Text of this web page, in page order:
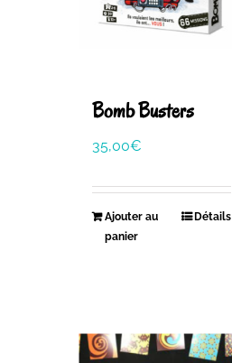
Bomb Busters
35,00€
Ajouter au
panier
Détails